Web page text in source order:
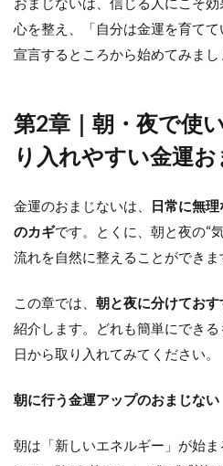
心を整え、「自分は金運を育て
宣言するところから始めてみまし
第2章｜朝・夜で使
り入れやすい金運
金運のおまじないは、
日常に無
のカギです。とくに、朝と夜の“
流れを自然に整えることができま
この章では、 朝と夜に分けてお
紹介します。どれも簡単にでき
日から取り入れてみてください。
朝に行う金運アップのおまじない
朝は「新しいエネルギー」が始